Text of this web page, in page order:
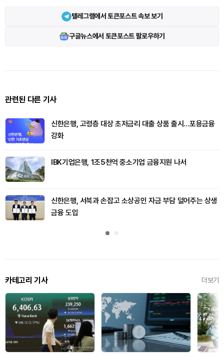
텔레그램에서 토큰포스트 속보 보기
구글뉴스에서 토큰포스트 팔로우하기
관련된 다른 기사
신한은행, 고령층 대상 초저금리 대출 상품 출시…포용금융
강화
IBK기업은행, 1조5천억 중소기업 금융지원 나서
신한은행, 서북과 손잡고 소상공인 자금 부담 덜어주는 상생
금융 도입
카테고리 기사 더보기